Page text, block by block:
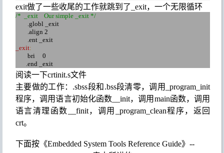
exit做了一些收尾的工作就跳到了 _exit，一个无限循环
/* _exit Our simple _exit */
.globl _exit
.align 2
.ent _exit
_exit:
bri 0
.end _exit
阅读一下crtinit.s文件
主要做的工作： .sbss段和 .bss段清零，调用
_program_init
程序，调用语言初始化函数 __init，调用 main函数，调用
语言清理函数 __finit，调用 _program_clean程序，返回
crt。
下面按 《Embedded System Tools Reference Guide》 --